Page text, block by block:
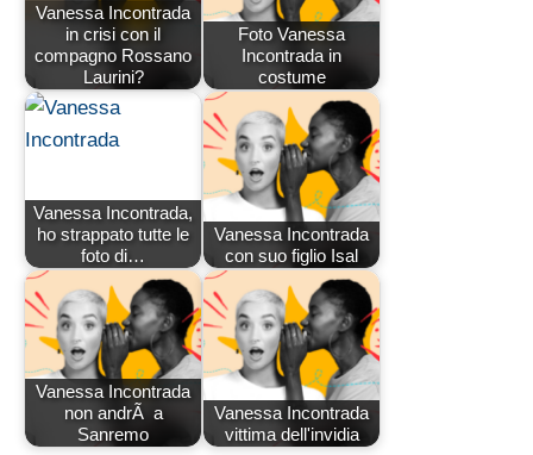
Vanessa Incontrada
in crisi con il
compagno Rossano
Laurini?
Foto Vanessa
Incontrada in
costume
Vanessa Incontrada,
ho strappato tutte le
foto di…
Vanessa Incontrada
con suo figlio Isal
Vanessa Incontrada
non andrÃ a
Sanremo
Vanessa Incontrada
vittima dell'invidia